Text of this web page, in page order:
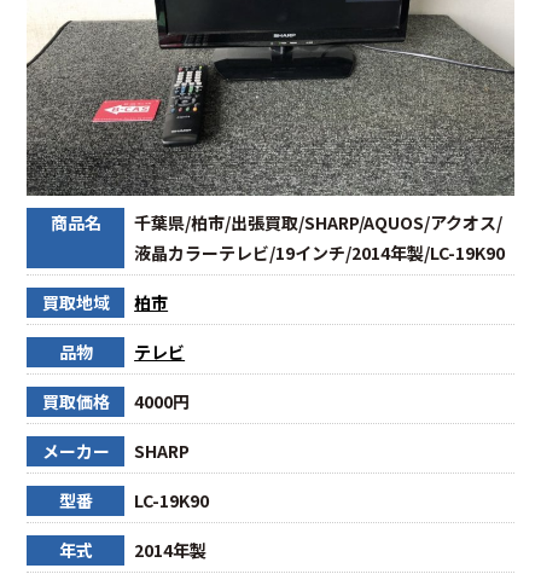
商品名
千葉県/柏市/出張買取/SHARP/AQUOS/アクオス/
液晶カラーテレビ/19インチ/2014年製/LC-19K90
買取地域 柏市
品物 テレビ
買取価格 4000円
メーカー SHARP
型番 LC-19K90
年式 2014年製